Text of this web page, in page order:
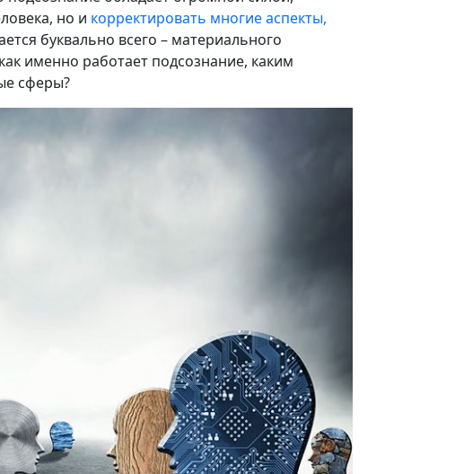
но и корректировать многие аспекты,
буквально всего – материального
именно работает подсознание, каким
сферы?